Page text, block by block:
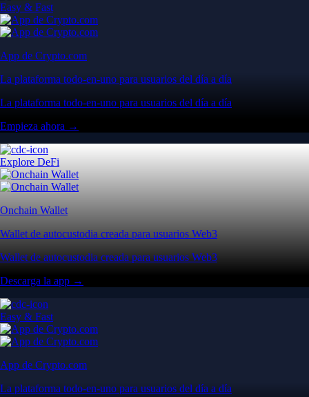
Easy & Fast
App de Crypto.com
La plataforma todo-en-uno para usuarios del día a día
La plataforma todo-en-uno para usuarios del día a día
Empieza ahora →
Explore DeFi
Onchain Wallet
Wallet de autocustodia creada para usuarios Web3
Wallet de autocustodia creada para usuarios Web3
Descarga la app →
Easy & Fast
App de Crypto.com
La plataforma todo-en-uno para usuarios del día a día